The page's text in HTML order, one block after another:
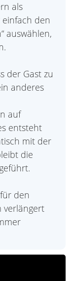
als
den
auswählen,
der Gast zu
anderes
auf
entsteht
mit der
die
den
verlängert